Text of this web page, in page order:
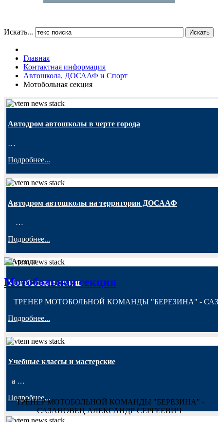
Искать... Искать
Главная
Контактная информация
Автошкола, ДОСААФ и Спорт
Мотобольная секция
Автодром автошколы в черте города
…
Подробнее...
Автодром автошколы на территории ДОСААФ
…
Подробнее...
Мотобольная секция
ТРЕНЕР МОТОБОЛЬНОЙ КОМАНДЫ "БЕРЕЗИНА" -
Подробнее...
Учебные классы и мастерские
a …
Подробнее...
Мотобольная секция
ТРЕНЕР МОТОБОЛЬНОЙ КОМАНДЫ "БЕРЕЗИНА" -
САЗАНОВЕЦ АЛЕКСАНДР СЕРГЕЕВИЧ